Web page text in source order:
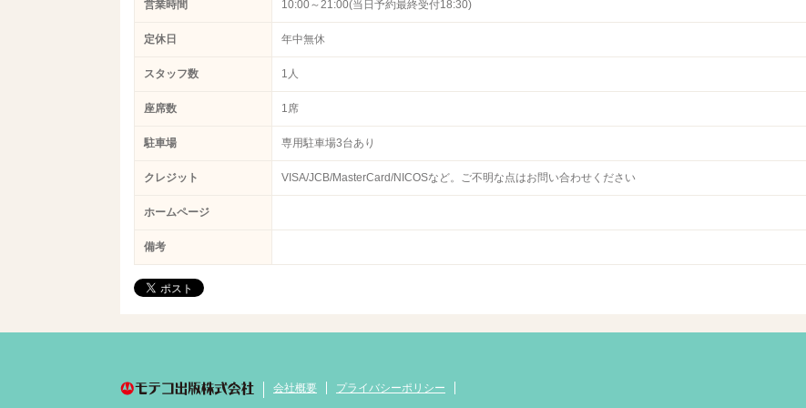
営業時間 10:00～21:00(当日予約最終受付18:30)
定休日 年中無休
スタッフ数 1人
座席数 1席
駐車場 専用駐車場3台あり
クレジット VISA/JCB/MasterCard/NICOSなど。ご不明な点はお問い合わせください
ホームページ
備考
会社概要 プライバシーポリシー